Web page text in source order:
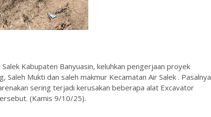
Kabupaten Banyuasin, keluhkan pengerjaan proyek
Mukti dan saleh makmur Kecamatan Air Salek . Pasalnya
sering terjadi kerusakan beberapa alat Excavator
(Kamis 9/10/25).